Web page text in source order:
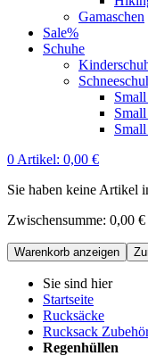
Gamaschen
Sale%
Schuhe
0 Artikel: 0,00 €
Sie haben keine Artikel
Zwischensumme: 0,00 €
Warenkorb anzeigen
Sie sind hier
Startseite
Rucksäcke
Rucksack
Regenhüllen